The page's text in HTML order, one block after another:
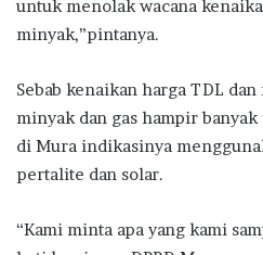
untuk menolak wacana
minyak,”pintanya.
Sebab kenaikan harga TDL
minyak dan gas hampir
di Mura indikasinya
pertalite dan solar.
“Kami minta apa yang kami